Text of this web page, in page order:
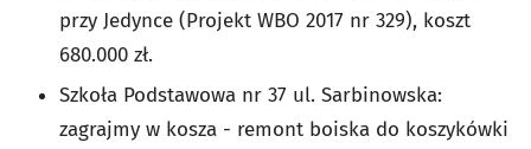
przy Jedynce (Projekt WBO 2017 nr 329), koszt
680.000 zł.
Szkoła Podstawowa nr 37 ul. Sarbinowska:
zagrajmy w kosza - remont boiska do koszykówki